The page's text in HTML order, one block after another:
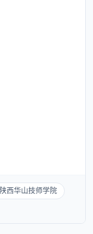
陕西华山技师学院